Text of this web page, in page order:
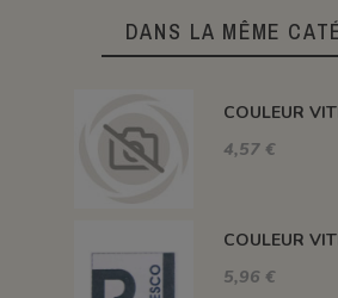
DANS LA MÊME
4,57 €
5,96 €